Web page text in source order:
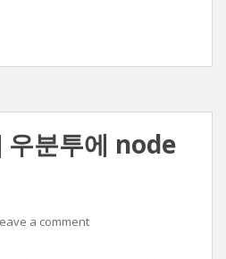
분투에 node
a comment